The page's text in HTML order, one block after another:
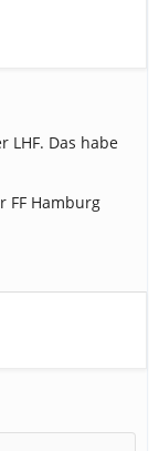
LHF. Das habe
FF Hamburg